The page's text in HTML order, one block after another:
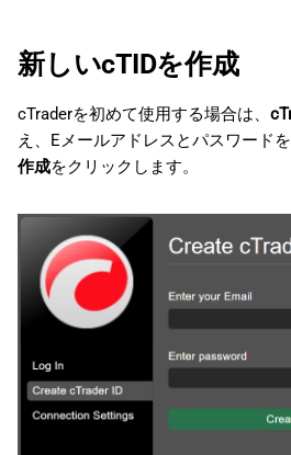
新しいcTIDを作成
cTraderを初めて使用する場合は、
え、Eメールアドレスとパスワードを
作成をクリックします。